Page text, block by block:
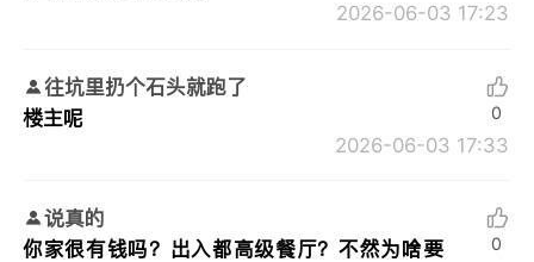
2026-06-03 17:23
往坑里扔个石头就跑了
楼主呢
2026-06-03 17:33
0
说真的
你家很有钱吗？出入都高级餐厅？不然为啥要
0